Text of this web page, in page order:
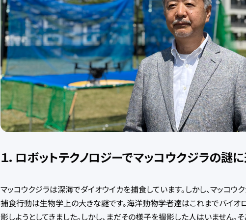
１．ロボットテクノロジーでマッコウクジラの謎
マッコウクジラは深海でダイオウイカを捕食しています。しかし、マッコウ
捕食行動は生物学上の大きな謎です。海洋動物学者達はこれまでバイオ
影しようとしてきました。しかし、まだその様子を撮影した人はいません。